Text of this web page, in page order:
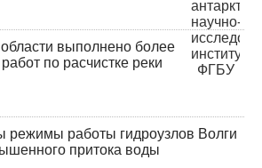
выполнено более
по расчистке реки
режимы работы гидроузлов Волги
притока воды